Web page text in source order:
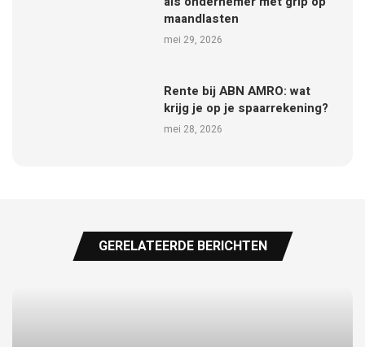
maandlasten
mei 29, 2026
Rente bij ABN AMRO: wat
krijg je op je spaarrekening?
mei 28, 2026
GERELATEERDE BERICHTEN